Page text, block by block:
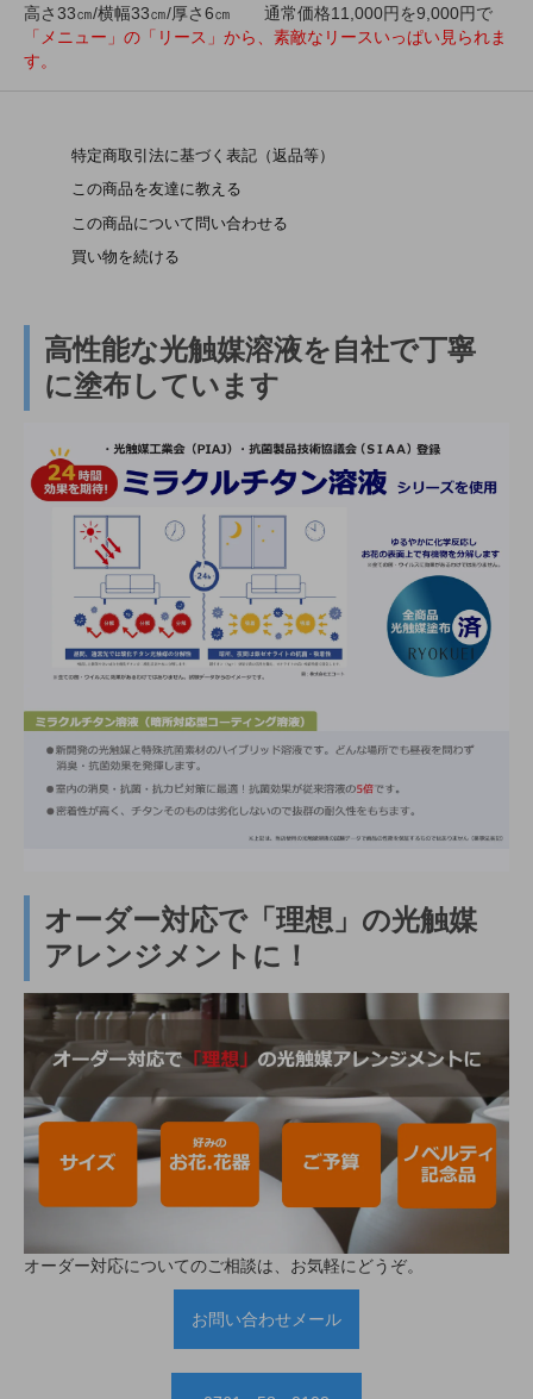
高さ33㎝/横幅33㎝/厚さ6㎝ 通常価格11,000円を9,000円で
「メニュー」の「リース」から、素敵なリースいっぱい見られま
す。
特定商取引法に基づく表記（返品等）
この商品を友達に教える
この商品について問い合わせる
買い物を続ける
高性能な光触媒溶液を自社で丁寧
に塗布しています
オーダー対応で「理想」の光触媒
アレンジメントに！
オーダー対応についてのご相談は、お気軽にどうぞ。
お問い合わせメール